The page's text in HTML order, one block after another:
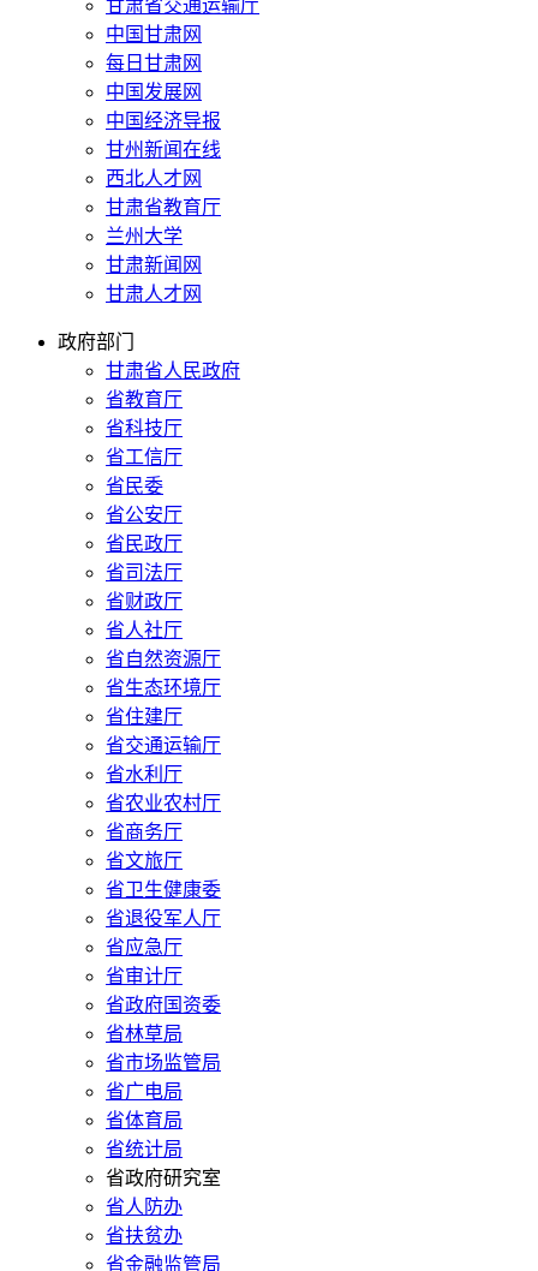
甘肃省交通运输厅
中国甘肃网
每日甘肃网
中国发展网
中国经济导报
甘州新闻在线
西北人才网
甘肃省教育厅
兰州大学
甘肃新闻网
甘肃人才网
政府部门
甘肃省人民政府
省教育厅
省科技厅
省工信厅
省民委
省公安厅
省民政厅
省司法厅
省财政厅
省人社厅
省自然资源厅
省生态环境厅
省住建厅
省交通运输厅
省水利厅
省农业农村厅
省商务厅
省文旅厅
省卫生健康委
省退役军人厅
省应急厅
省审计厅
省政府国资委
省林草局
省市场监管局
省广电局
省体育局
省统计局
省政府研究室
省人防办
省扶贫办
省金融监管局